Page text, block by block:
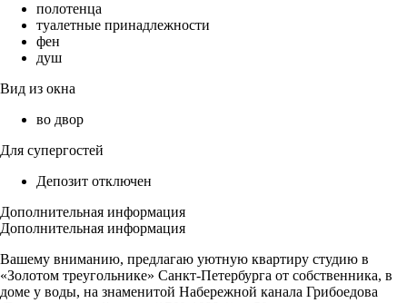
полотенца
туалетные принадлежности
фен
душ
Вид из окна
во двор
Для супергостей
Депозит отключен
Дополнительная информация
Дополнительная информация
Вашему вниманию, предлагаю уютную квартиру студию в
«Золотом треугольнике» Санкт-Петербурга от собственника, в
доме у воды, на знаменитой Набережной канала Грибоедова